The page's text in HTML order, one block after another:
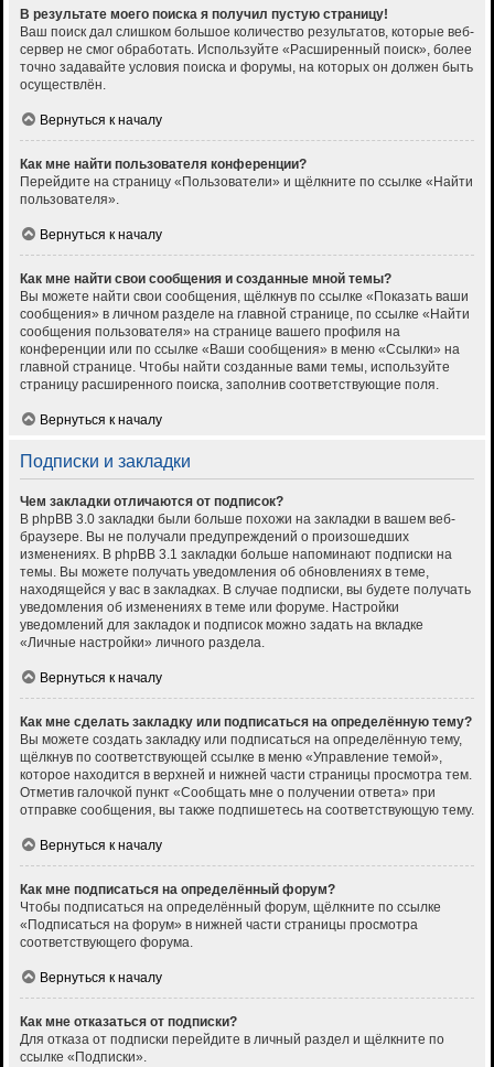
В результате моего поиска я получил пустую страницу!
Ваш поиск дал слишком большое количество результатов, которые веб-
сервер не смог обработать. Используйте «Расширенный поиск», более
точно задавайте условия поиска и форумы, на которых он должен быть
осуществлён.
Вернуться к началу
Как мне найти пользователя конференции?
Перейдите на страницу «Пользователи» и щёлкните по ссылке «Найти
пользователя».
Вернуться к началу
Как мне найти свои сообщения и созданные мной темы?
Вы можете найти свои сообщения, щёлкнув по ссылке «Показать ваши
сообщения» в личном разделе на главной странице, по ссылке «Найти
сообщения пользователя» на странице вашего профиля на
конференции или по ссылке «Ваши сообщения» в меню «Ссылки» на
главной странице. Чтобы найти созданные вами темы, используйте
страницу расширенного поиска, заполнив соответствующие поля.
Вернуться к началу
Подписки и закладки
Чем закладки отличаются от подписок?
В phpBB 3.0 закладки были больше похожи на закладки в вашем веб-
браузере. Вы не получали предупреждений о произошедших
изменениях. В phpBB 3.1 закладки больше напоминают подписки на
темы. Вы можете получать уведомления об обновлениях в теме,
находящейся у вас в закладках. В случае подписки, вы будете получать
уведомления об изменениях в теме или форуме. Настройки
уведомлений для закладок и подписок можно задать на вкладке
«Личные настройки» личного раздела.
Вернуться к началу
Как мне сделать закладку или подписаться на определённую тему?
Вы можете создать закладку или подписаться на определённую тему,
щёлкнув по соответствующей ссылке в меню «Управление темой»,
которое находится в верхней и нижней части страницы просмотра тем.
Отметив галочкой пункт «Сообщать мне о получении ответа» при
отправке сообщения, вы также подпишетесь на соответствующую тему.
Вернуться к началу
Как мне подписаться на определённый форум?
Чтобы подписаться на определённый форум, щёлкните по ссылке
«Подписаться на форум» в нижней части страницы просмотра
соответствующего форума.
Вернуться к началу
Как мне отказаться от подписки?
Для отказа от подписки перейдите в личный раздел и щёлкните по
ссылке «Подписки».